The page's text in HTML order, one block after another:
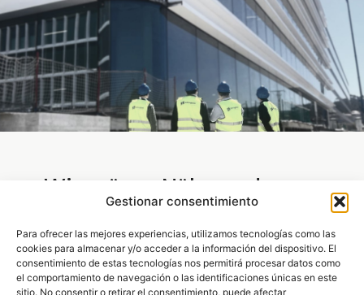
Gestionar consentimiento
Para ofrecer las mejores experiencias, utilizamos tecnologías como las
cookies para almacenar y/o acceder a la información del dispositivo. El
consentimiento de estas tecnologías nos permitirá procesar datos como
el comportamiento de navegación o las identificaciones únicas en este
sitio. No consentir o retirar el consentimiento, puede afectar
Wir mögen Nähe und
versuchen, sie in jedem
Projekt widerzuspiegeln
Unser Ziel ist es, dass der Kunde dies durch die
Menschen spürt, die Extrugasa ausmachen, die
ihn mit Rat und Tat unterstützen und im Falle